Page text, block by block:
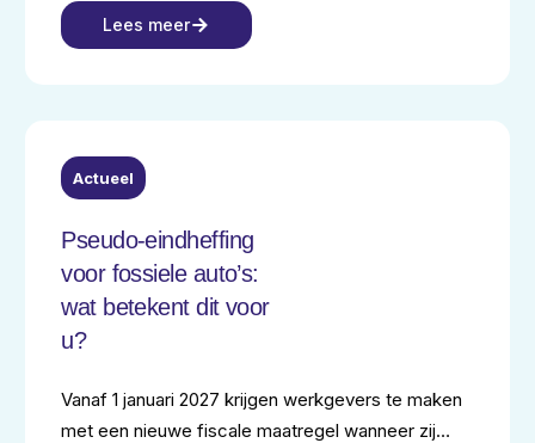
Lees meer
Actueel
Pseudo‑eindheffing
voor fossiele auto’s:
wat betekent dit voor
u?
Vanaf 1 januari 2027 krijgen werkgevers te maken
met een nieuwe fiscale maatregel wanneer zij…